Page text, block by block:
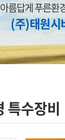
름답게 푸른환
(주)태원시
특수장비